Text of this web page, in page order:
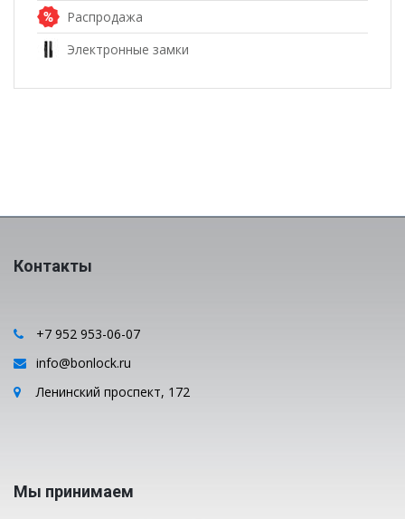
Распродажа
Электронные замки
Контакты
+7 952 953-06-07
info@bonlock.ru
Ленинский проспект, 172
Мы принимаем